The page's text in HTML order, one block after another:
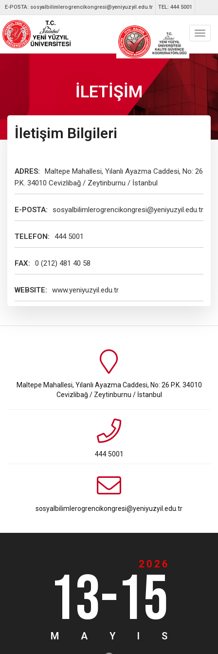
E-POSTA: sosyalbilimlerogrencikongresi@yeniyuzyil.edu.tr TEL: 444 5001
İLETİŞİM
İletişim Bilgileri
ADRES:
Maltepe Mahallesi, Yılanlı Ayazma Caddesi, No: 26
P.K. 34010 Cevizlibağ / Zeytinburnu / İstanbul
E-POSTA: sosyalbilimlerogrencikongresi@yeniyuzyil.edu.tr
TELEFON: 444 5001
FAX: 0 (212) 481 40 58
WEBSITE: www.yeniyuzyil.edu.tr
Maltepe Mahallesi, Yılanlı Ayazma Caddesi, No: 26 P.K. 34010
Cevizlibağ / Zeytinburnu / İstanbul
444 5001
sosyalbilimlerogrencikongresi@yeniyuzyil.edu.tr
2026
13-15
M A Y I S